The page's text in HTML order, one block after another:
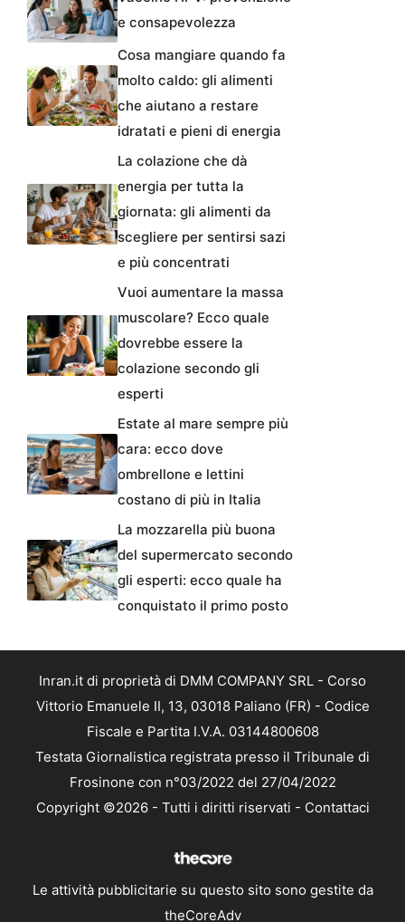
e consapevolezza
Cosa mangiare quando fa
molto caldo: gli alimenti
che aiutano a restare
idratati e pieni di energia
La colazione che dà
energia per tutta la
giornata: gli alimenti da
scegliere per sentirsi sazi
e più concentrati
Vuoi aumentare la massa
muscolare? Ecco quale
dovrebbe essere la
colazione secondo gli
esperti
Estate al mare sempre più
cara: ecco dove
ombrellone e lettini
costano di più in Italia
La mozzarella più buona
del supermercato secondo
gli esperti: ecco quale ha
conquistato il primo posto
Inran.it di proprietà di DMM COMPANY SRL - Corso
Vittorio Emanuele II, 13, 03018 Paliano (FR) - Codice
Fiscale e Partita I.V.A. 03144800608
Testata Giornalistica registrata presso il Tribunale di
Frosinone con n°03/2022 del 27/04/2022
Copyright ©2026 - Tutti i diritti riservati - Contattaci
Le attività pubblicitarie su questo sito sono gestite da
theCoreAdv